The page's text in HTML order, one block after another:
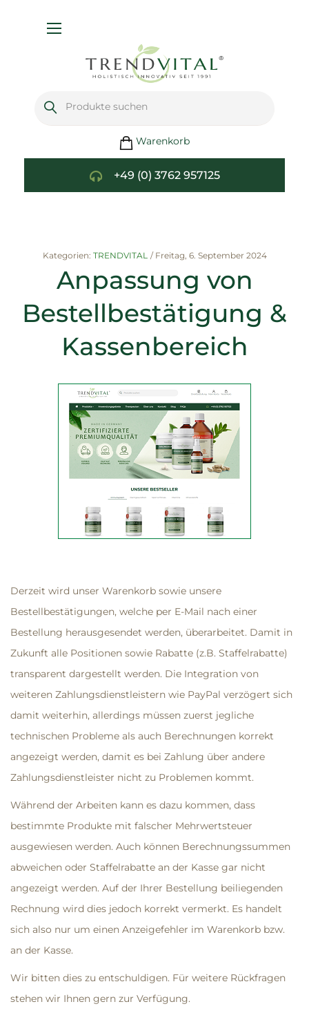
Warenkorb
+49 (0) 3762 957125
Kategorien: TRENDVITAL / Freitag, 6. September 2024
Anpassung von
Bestellbestätigung &
Kassenbereich
Derzeit wird unser Warenkorb sowie unsere
Bestellbestätigungen, welche per E-Mail nach einer
Bestellung herausgesendet werden, überarbeitet. Damit in
Zukunft alle Positionen sowie Rabatte (z.B. Staffelrabatte)
transparent dargestellt werden. Die Integration von
weiteren Zahlungsdienstleistern wie PayPal verzögert sich
damit weiterhin, allerdings müssen zuerst jegliche
technischen Probleme als auch Berechnungen korrekt
angezeigt werden, damit es bei Zahlung über andere
Zahlungsdienstleister nicht zu Problemen kommt.
Während der Arbeiten kann es dazu kommen, dass
bestimmte Produkte mit falscher Mehrwertsteuer
ausgewiesen werden. Auch können Berechnungssummen
abweichen oder Staffelrabatte an der Kasse gar nicht
angezeigt werden. Auf der Ihrer Bestellung beiliegenden
Rechnung wird dies jedoch korrekt vermerkt. Es handelt
sich also nur um einen Anzeigefehler im Warenkorb bzw.
an der Kasse.
Wir bitten dies zu entschuldigen. Für weitere Rückfragen
stehen wir Ihnen gern zur Verfügung.